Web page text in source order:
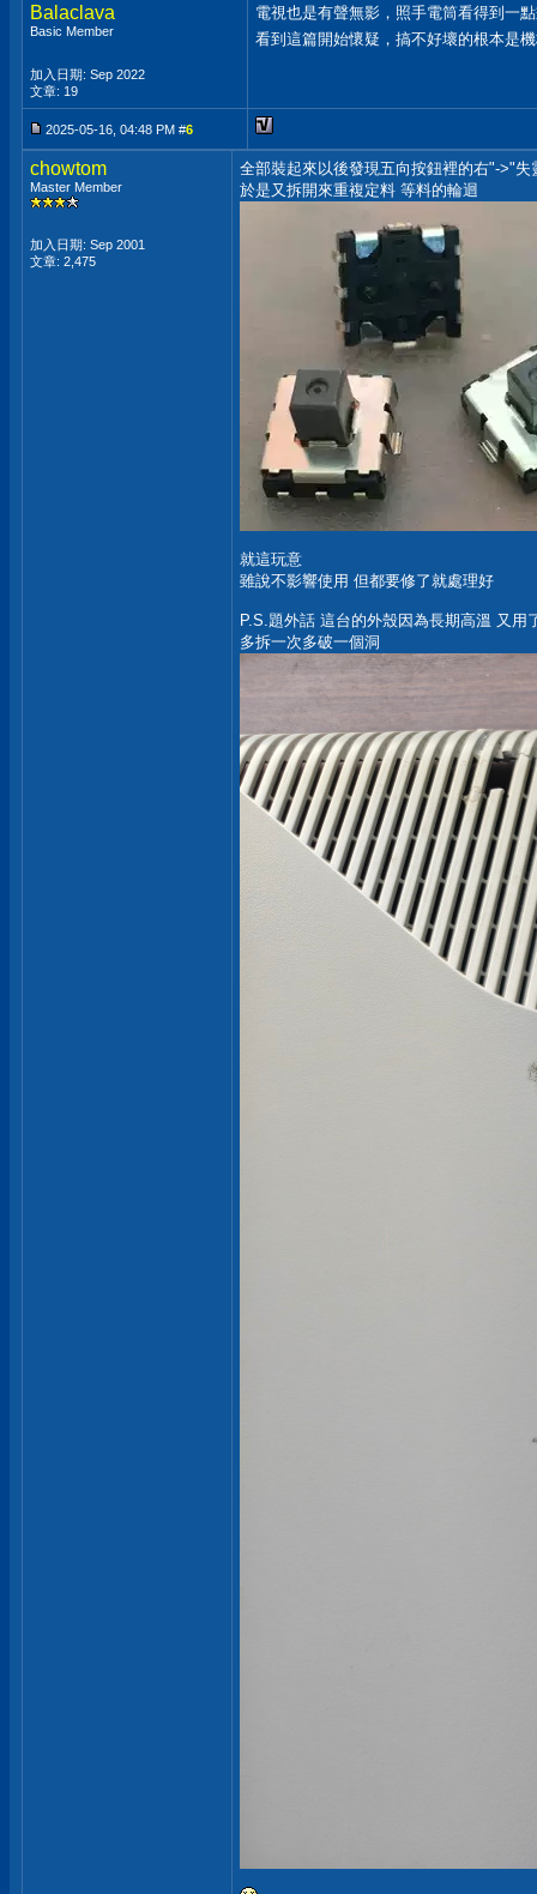
Balaclava
Basic Member
加入日期: Sep 2022
文章: 19
電視也是有聲無影，照手電筒看得到一
看到這篇開始懷疑，搞不好壞的根本
2025-05-16, 04:48 PM #6
chowtom
Master Member
加入日期: Sep 2001
文章: 2,475
全部裝起來以後發現五向按鈕裡的右"->"失
於是又拆開來重複定料 等料的輪迴
就這玩意
雖說不影響使用 但都要修了就處理好
P.S.題外話 這台的外殼因為長期高溫 又用
多拆一次多破一個洞